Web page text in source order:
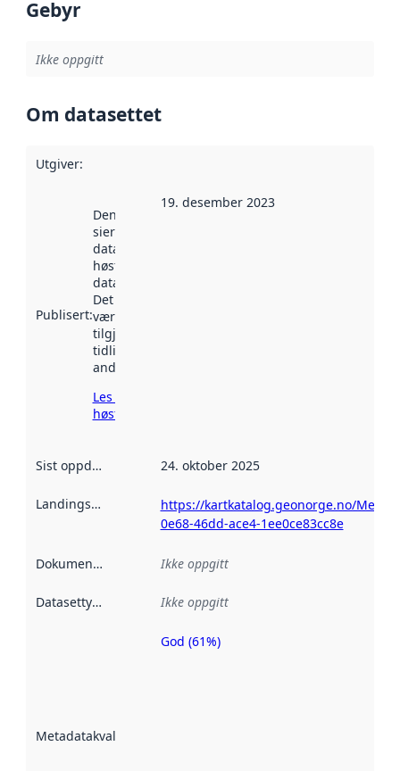
Gebyr
Ikke oppgitt
Om datasettet
Utgiver:
Publisert:
Denne datoen
sier når
datasettet ble
høstet av
data.norge.no.
Det kan ha
vært
tilgjengelig
tidligere
andre steder.
Les mer om
høsting her
19. desember 2023
Sist oppdatert 24. oktober 2025
Landingsside
https://kartkatalog.geonorge.no/
0e68-46dd-ace4-1ee0ce83cc8e
Dokumentasjon Ikke oppgitt
Datasettype Ikke oppgitt
Metadatakvalitet
Metadatakvalitet
God (61%)